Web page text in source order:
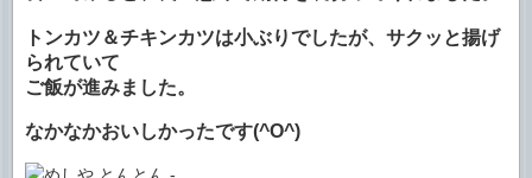
トンカツ＆チキンカツは小ぶりでしたが、サクッと揚げ
られていて
ご飯が進みました。
なかなかおいしかったです(^O^)